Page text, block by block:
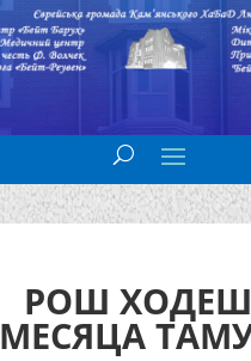
РОШ ХОДЕШ
МЕСЯЦА